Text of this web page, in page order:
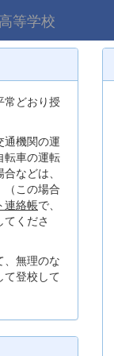
等学校
どおり授
機関の運
転車の運転
などは、
（この場合
連絡帳で、
くださ
無理のな
て登校して